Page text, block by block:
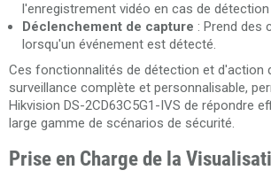
l'enregistrement vidéo en cas de
Déclenchement de capture : Prend des
lorsqu'un événement est détecté.
Ces fonctionnalités de détection et d'action
surveillance complète et personnalisable,
Hikvision DS-2CD63C5G1-IVS de répondre
large gamme de scénarios de sécurité.
Prise en Charge de la